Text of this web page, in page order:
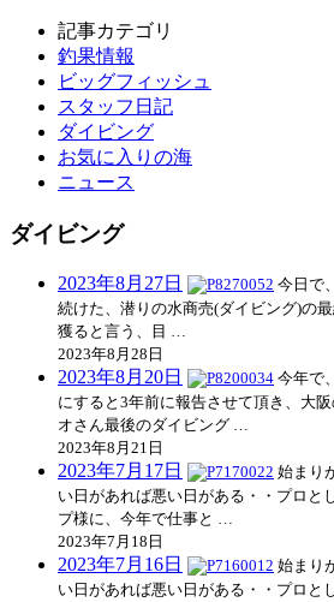
記事カテゴリ
釣果情報
ビッグフィッシュ
スタッフ日記
ダイビング
お気に入りの海
ニュース
ダイビング
2023年8月27日
今日で
続けた、潜りの水商売(ダイビング)の
獲ると言う、目 …
2023年8月28日
2023年8月20日
今年で
にすると3年前に報告させて頂き、大
オさん最後のダイビング …
2023年8月21日
2023年7月17日
始まり
い日があれば悪い日がある・・プロと
プ様に、今年で仕事と …
2023年7月18日
2023年7月16日
始まり
い日があれば悪い日がある・・プロと